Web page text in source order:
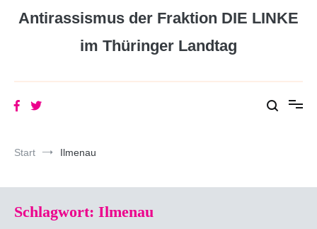
Antirassismus der Fraktion DIE LINKE
im Thüringer Landtag
Start Ilmenau
Schlagwort: Ilmenau